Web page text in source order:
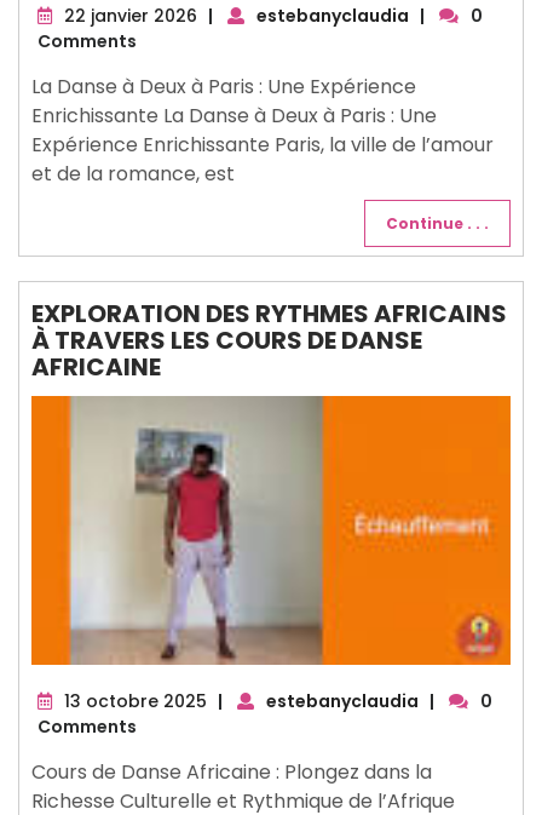
22 janvier 2026 22
| estebanyclaudia |
0
Comments
La Danse à Deux à Paris : Une Expérience
Enrichissante La Danse à Deux à Paris : Une
Expérience Enrichissante Paris, la ville de l’amour
et de la romance, est
Continue . . .
EXPLORATION DES RYTHMES AFRICAINS
À TRAVERS LES COURS DE DANSE
AFRICAINE
13 octobre 2025 13| estebanyclaudia |
0
Comments
Cours de Danse Africaine : Plongez dans la
Richesse Culturelle et Rythmique de l’Afrique